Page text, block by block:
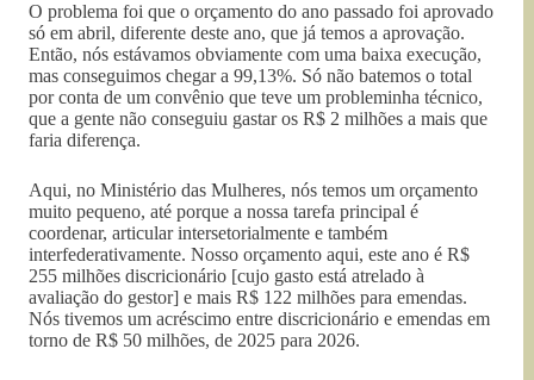
O problema foi que o orçamento do ano passado foi aprovado
só em abril, diferente deste ano, que já temos a aprovação.
Então, nós estávamos obviamente com uma baixa execução,
mas conseguimos chegar a 99,13%. Só não batemos o total
por conta de um convênio que teve um probleminha técnico,
que a gente não conseguiu gastar os R$ 2 milhões a mais que
faria diferença.
Aqui, no Ministério das Mulheres, nós temos um orçamento
muito pequeno, até porque a nossa tarefa principal é
coordenar, articular intersetorialmente e também
interfederativamente. Nosso orçamento aqui, este ano é R$
255 milhões discricionário [cujo gasto está atrelado à
avaliação do gestor] e mais R$ 122 milhões para emendas.
Nós tivemos um acréscimo entre discricionário e emendas em
torno de R$ 50 milhões, de 2025 para 2026.